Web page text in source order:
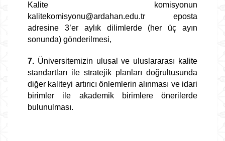
Kalite komisyonun
kalitekomisyonu@ardahan.edu.tr eposta
adresine 3’er aylık dilimlerde (her üç ayın
sonunda) gönderilmesi,
7. Üniversitemizin ulusal ve uluslararası kalite
standartları ile stratejik planları doğrultusunda
diğer kaliteyi artırıcı önlemlerin alınması ve idari
birimler ile akademik birimlere önerilerde
bulunulması.